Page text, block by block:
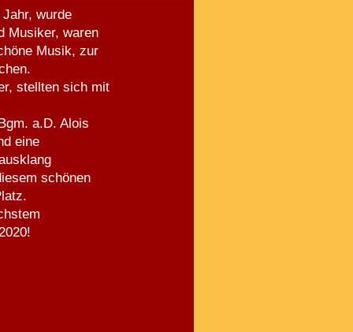
wurde
Musiker, waren
Musik, zur
stellten sich mit
a.D. Alois
eine
schönen